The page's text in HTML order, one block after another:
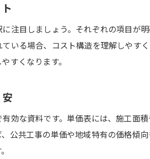
積ごとの舗装工事費用の違い
坪数や㎡数ごとに異なる舗装工事費用の
アスファルト舗装単価表が示す面積別価
小規模と大規模で変わる舗装工事単価の
20坪や100坪ごとの舗装工事費用の見積
面積別に見る舗装工事のコスト最適化方
から読み解く価格内訳のコツ
舗装工事見積書の各項目を分かりやすく
注目しましょう。それぞれの項目が
いる場合、コスト構造を理解しやす
すくなります。
効な資料です。単価表には、施工面
公共工事の単価や地域特有の価格傾